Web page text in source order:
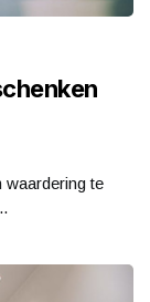
waardering te